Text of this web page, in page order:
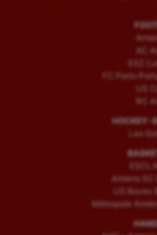
AC
ESC
FC Porto
US
RC
HOCKEY-
Les
Amiens
US
Métropole